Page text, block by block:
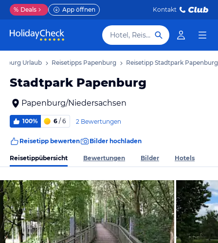
% Deals App öffnen Kontakt
Hotel, Reiseziel
Urlaub Reisetipps Papenburg Reisetipp Stadtpark Papenburg
Stadtpark Papenburg
Papenburg/Niedersachsen
100% 6 / 6 2 Bewertungen
Reisetipp bewerten Bilder hochladen
Reisetippübersicht Bewertungen Bilder Hotels